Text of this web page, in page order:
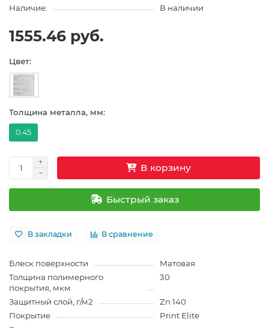
Наличие:
В наличии
1555.46 руб.
Цвет:
Толщина металла, мм:
0.45
В корзину
Быстрый заказ
В закладки В сравнение
Блеск поверхности
Матовая
Толщина полимерного
покрытия, мкм
30
Защитный слой, г/м2
Zn 140
Покрытие
Print Elite